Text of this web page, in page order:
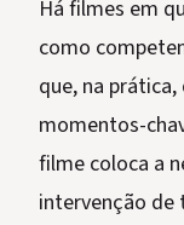
Há filmes em
como
que, na
momentos-
filme coloca a
intervenção de